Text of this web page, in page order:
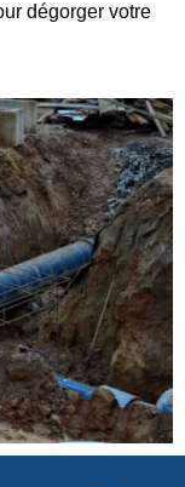
dégorger votre